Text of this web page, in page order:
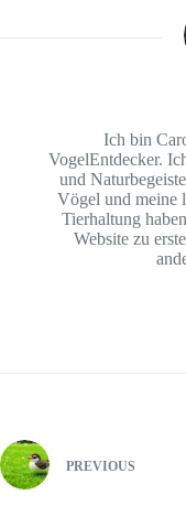
Ich bin
VogelEntdecker.
und
Vögel und meine
Tierhaltung
Website zu
PREVIOUS